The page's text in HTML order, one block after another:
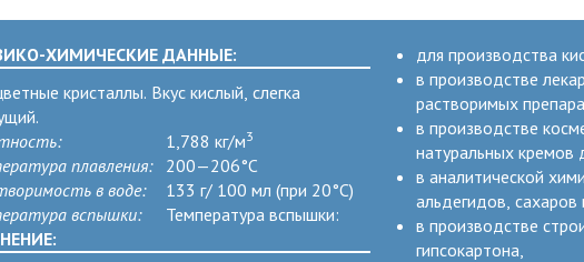
ХИМИЧЕСКИЕ ДАННЫЕ:
кристаллы. Вкус кислый, слегка
1,788 кг/м3
плавления:
200—206°C
в воде:
133 г/ 100 мл (при 20°C)
вспышки:
Температура вспышки:
для производства
в производстве
растворимых
в производстве
натуральных кремов
в аналитической
альдегидов, сахаров
в производстве
гипсокартона,